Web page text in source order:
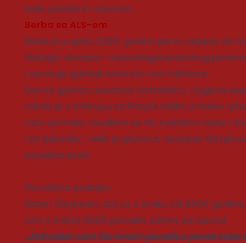
kaže, posebno radovao.
Borba sa ALS-om
Dane je u aprilu 2025. godine javno objavio da
Gehrig’s disease - neurodegenerativnog
i uzrokuje gubitak kontrole nad mišićima.
Dok se glumac suočava sa bolešću, njegova
otkrila je u intervjuu za People koliko je teško
nam pomažu i trudimo se da zadržimo nadu i
i sa ljubavlju“, rekla je glumica, dodajući da
posebno pate.
Porodična podrška
Dane i Gayheart, koji su u braku od 2004.
ona u martu 2025. povukla zahtev za razvod.
„Zahvalan sam što imam porodicu pored sebe